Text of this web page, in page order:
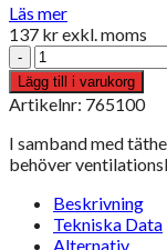
Läs mer
137 krexkl. moms
Tätningsblåsa
600mm
mängd
Lägg till i varukorg
Artikelnr: 765100
I samband med
behöver
Beskrivning
Tekniska Data
Alternativ